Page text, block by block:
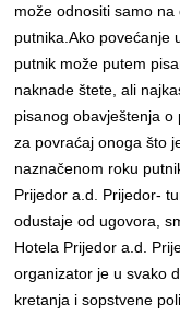
može odnositi samo
putnika.Ako povećanje
putnik može putem
naknade štete, ali
pisanog obavještenja
za povraćaj onoga što
naznačenom roku
Prijedor a.d. Prijedor-
odustaje od ugovora,
Hotela Prijedor a.d.
organizator je u svako
kretanja i sopstvene